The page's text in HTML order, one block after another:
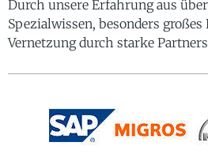
Durch unsere Erfahrung aus
Spezialwissen, besonders
Vernetzung durch starke